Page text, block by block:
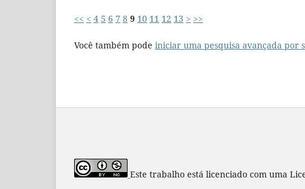
<< < 4 5 6 7 8 9 10 11 12 13 > >>
Você também pode iniciar uma pesquisa avançada por
Este trabalho está licenciado com uma